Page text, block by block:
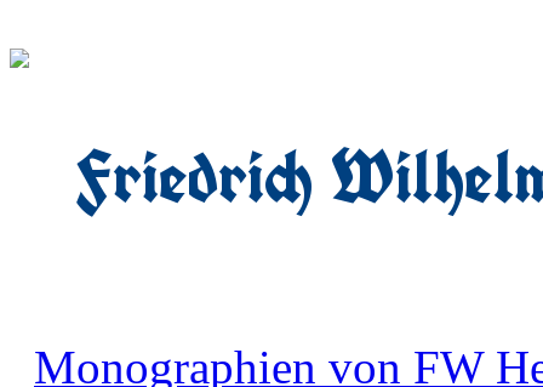
Friedrich
Monographien von FW